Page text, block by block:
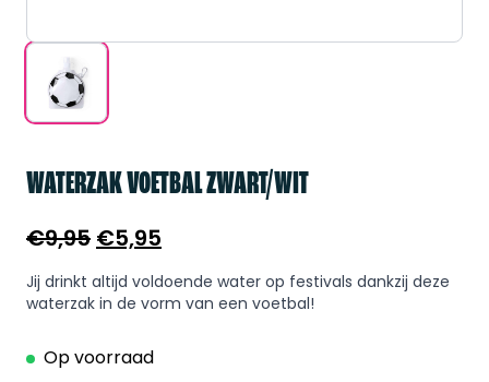
WATERZAK VOETBAL ZWART/WIT
€9,95 Oorspronkelijke
prijs
was:
€5,95
prijs
is:
Jij drinkt altijd voldoende water op festivals dankzij deze
waterzak in de vorm van een voetbal!
Op voorraad